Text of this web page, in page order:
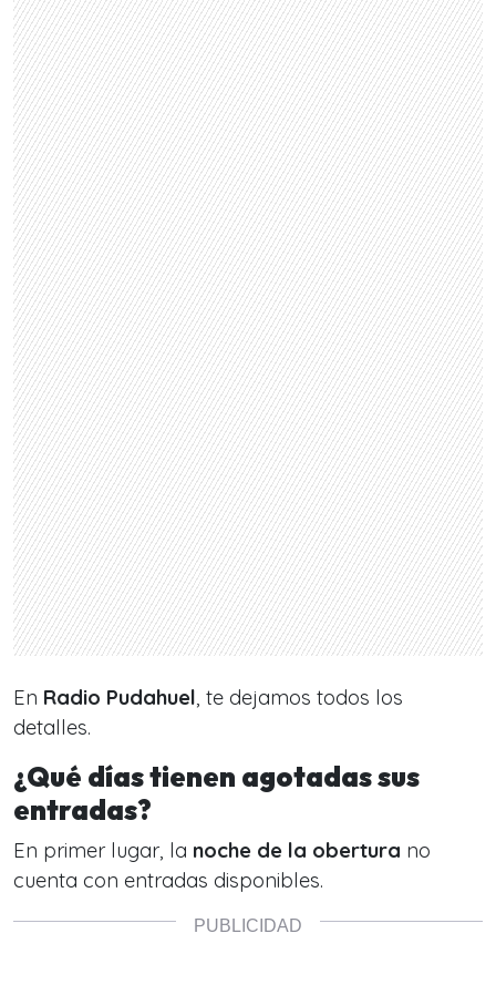
En Radio Pudahuel, te dejamos todos los
detalles.
¿Qué días tienen agotadas sus
entradas?
En primer lugar, la noche de la obertura no
cuenta con entradas disponibles.